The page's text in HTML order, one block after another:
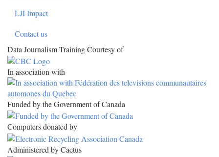
LJI Impact
Contact us
Data Journalism Training Courtesy of
In association with
Funded by the Government of Canada
Computers donated by
Administered by Cactus